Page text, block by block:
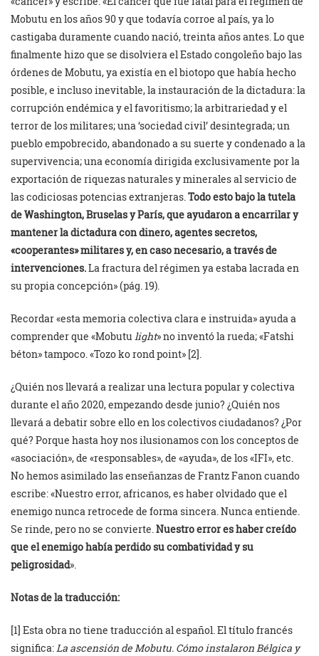
Mobutu en los años 90 y que todavía corroe al país, ya lo
castigaba duramente cuando nació, treinta años antes. Lo que
finalmente hizo que se disolviera el Estado congoleño bajo las
órdenes de Mobutu, ya existía en el biotopo que había hecho
posible, e incluso inevitable, la instauración de la dictadura: la
corrupción endémica y el favoritismo; la arbitrariedad y el
terror de los militares; una ‘sociedad civil’ desintegrada; un
pueblo empobrecido, abandonado a su suerte y condenado a la
supervivencia; una economía dirigida exclusivamente por la
exportación de riquezas naturales y minerales al servicio de
las codiciosas potencias extranjeras.Todo esto bajo la tutela
de Washington, Bruselas y París, que ayudaron a encarrilar y
mantener la dictadura con dinero, agentes secretos,
«cooperantes» militares y, en caso necesario, a través de
intervenciones.La fractura del régimen ya estaba lacrada en
su propia concepción» (pág. 19).
Recordar «esta memoria colectiva clara e instruida» ayuda a
comprender que «Mobutu light» no inventó la rueda; «Fatshi
béton» tampoco. «Tozo ko rond point» [2].
¿Quién nos llevará a realizar una lectura popular y colectiva
durante el año 2020, empezando desde junio? ¿Quién nos
llevará a debatir sobre ello en los colectivos ciudadanos? ¿Por
qué? Porque hasta hoy nos ilusionamos con los conceptos de
«asociación», de «responsables», de «ayuda», de los «IFI», etc.
No hemos asimilado las enseñanzas de Frantz Fanon cuando
escribe: «Nuestro error, africanos, es haber olvidado que el
enemigo nunca retrocede de forma sincera. Nunca entiende.
Se rinde, pero no se convierte.Nuestro error es haber creído
que el enemigo había perdido su combatividad y su
peligrosidad».
Notas de la traducción:
[1] Esta obra no tiene traducción al español. El título francés
significa:La ascensión de Mobutu. Cómo instalaron Bélgica y